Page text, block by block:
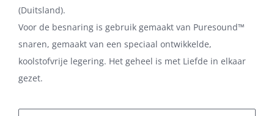
(Duitsland).
Voor de besnaring is gebruik gemaakt van Puresound™
snaren, gemaakt van een speciaal ontwikkelde,
koolstofvrije legering. Het geheel is met Liefde in elkaar
gezet.